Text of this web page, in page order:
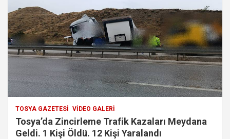
TOSYA GAZETESI VIDEO GALERI
Tosya’da Zincirleme Trafik Kazaları Meydana
Geldi. 1 Kişi Öldü. 12 Kişi Yaralandı